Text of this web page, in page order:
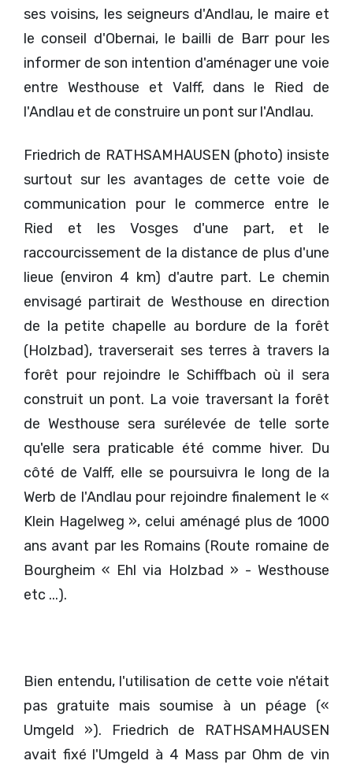
ses voisins, les seigneurs d'Andlau, le maire et
le conseil d'Obernai, le bailli de Barr pour les
informer de son intention d'aménager une voie
entre Westhouse et Valff, dans le Ried de
l'Andlau et de construire un pont sur l'Andlau.
Friedrich de RATHSAMHAUSEN (photo) insiste
surtout sur les avantages de cette voie de
communication pour le commerce entre le
Ried et les Vosges d'une part, et le
raccourcissement de la distance de plus d'une
lieue (environ 4 km) d'autre part. Le chemin
envisagé partirait de Westhouse en direction
de la petite chapelle au bordure de la forêt
(Holzbad), traverserait ses terres à travers la
forêt pour rejoindre le Schiffbach où il sera
construit un pont. La voie traversant la forêt
de Westhouse sera surélevée de telle sorte
qu'elle sera praticable été comme hiver. Du
côté de Valff, elle se poursuivra le long de la
Werb de l'Andlau pour rejoindre finalement le «
Klein Hagelweg », celui aménagé plus de 1000
ans avant par les Romains (Route romaine de
Bourgheim « Ehl via Holzbad » - Westhouse
etc ...).
Bien entendu, l'utilisation de cette voie n'était
pas gratuite mais soumise à un péage («
Umgeld »). Friedrich de RATHSAMHAUSEN
avait fixé l'Umgeld à 4 Mass par Ohm de vin